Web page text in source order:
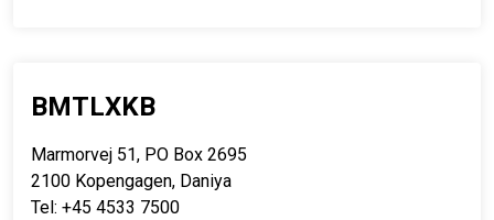
BMTLXKB
Marmorvej 51, PO Box 2695
2100 Kopengagen, Daniya
Tel: +45 4533 7500